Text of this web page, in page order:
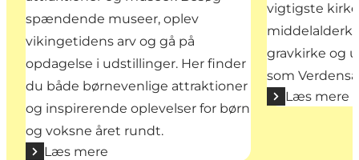
spændende museer, oplev
vikingetidens arv og gå på
opdagelse i udstillinger. Her finder
du både børnevenlige attraktioner
og inspirerende oplevelser for børn
og voksne året rundt.
Læs mere
vigtigste
gravkirke og
som
Læs mere